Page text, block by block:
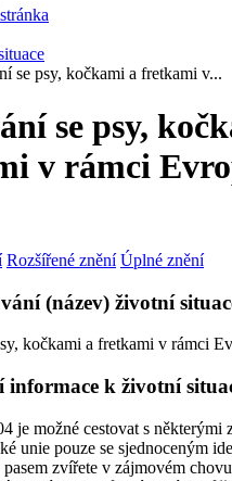
se psy, kočkami a fretkami v...
se psy,
v rámci
Rozšířené znění Úplné znění
(název) životní
kočkami a fretkami v rámci
informace k životní
je možné cestovat s některými
unie pouze se sjednoceným
zvířete v zájmovém